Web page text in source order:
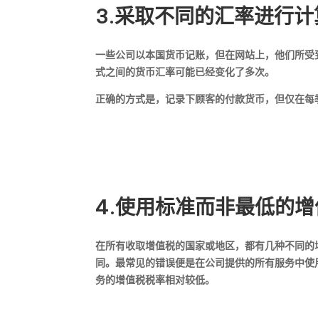
3.采取不同的汇率进行
一些公司以本国货币记账，但在网站上，他们所
式之间的货币汇率可能已经变化了多次。
正确的方式是，记录下顾客的付款货币，但仅在每
4.使用标准而非最低的
在所有收取增值税的国家或地区，都有几种不同
同。最常见的错误便是在公司提供的所有服务中
务的增值税税率相对较低。